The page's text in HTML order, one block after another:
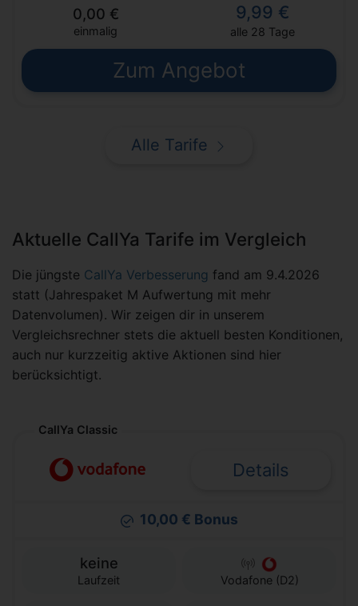
0,00 €
einmalig
9,99 €
alle 28 Tage
Zum Angebot
Alle Tarife
Aktuelle CallYa Tarife im Vergleich
Die jüngste CallYa Verbesserung fand am 9.4.2026
statt (Jahrespaket M Aufwertung mit mehr
Datenvolumen). Wir zeigen dir in unserem
Vergleichsrechner stets die aktuell besten Konditionen,
auch nur kurzzeitig aktive Aktionen sind hier
berücksichtigt.
CallYa Classic
Details
10,00 € Bonus
keine
Laufzeit Vodafone (D2)